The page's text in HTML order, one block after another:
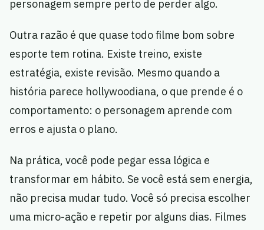
personagem sempre perto de perder algo.
Outra razão é que quase todo filme bom sobre
esporte tem rotina. Existe treino, existe
estratégia, existe revisão. Mesmo quando a
história parece hollywoodiana, o que prende é o
comportamento: o personagem aprende com
erros e ajusta o plano.
Na prática, você pode pegar essa lógica e
transformar em hábito. Se você está sem energia,
não precisa mudar tudo. Você só precisa escolher
uma micro-ação e repetir por alguns dias. Filmes